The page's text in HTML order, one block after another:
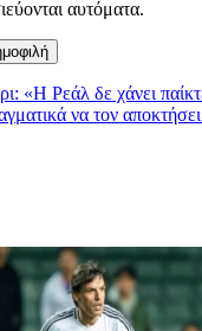
αυτόματα.
«Η Ρεάλ δε χάνει
να τον